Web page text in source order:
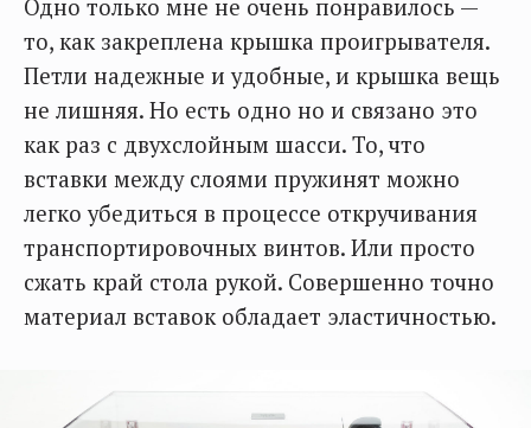
Одно только мне не очень понравилось —
то, как закреплена крышка проигрывателя.
Петли надежные и удобные, и крышка вещь
не лишняя. Но есть одно но и связано это
как раз с двухслойным шасси. То, что
вставки между слоями пружинят можно
легко убедиться в процессе откручивания
транспортировочных винтов. Или просто
сжать край стола рукой. Совершенно точно
материал вставок обладает эластичностью.